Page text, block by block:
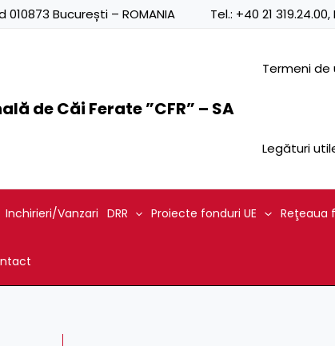
București – ROMANIA Tel.: +40 21 319.24.00,
de Căi Ferate ”CFR” – SA
Termeni de
Legături
Inchirieri/Vanzari DRR Proiecte fonduri UE Reţeaua
Posts